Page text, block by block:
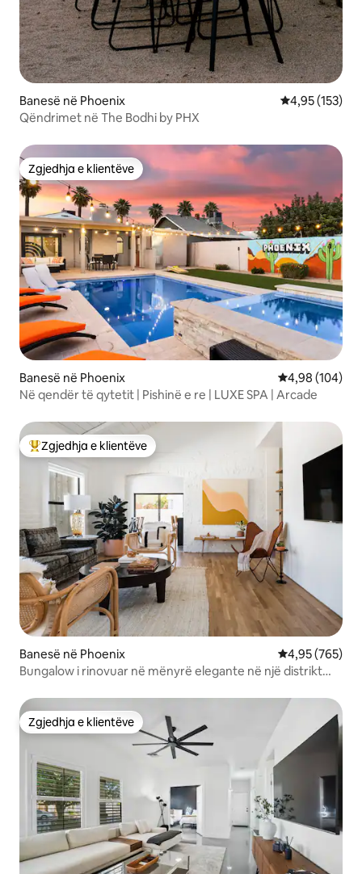
Banesë në Phoenix Vlerësimi
4,95 (153)
Qëndrimet në The Bodhi by PHX
Zgjedhja e klientëve
Zgjedhja e klientëve
Banesë në Phoenix Vlerësimi
4,98 (104)
Në qendër të qytetit | Pishinë e re | LUXE SPA | Arcade
Më të mirat e zgjedhjeve të klientëve
Zgjedhja e klientëve
Banesë në Phoenix Vlerësimi
4,95 (765)
Bungalow i rinovuar në mënyrë elegante në një distrikt
Zgjedhja e klientëve
Zgjedhja e klientëve